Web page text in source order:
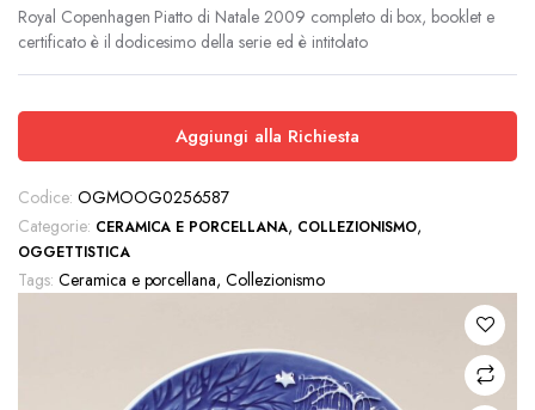
Royal Copenhagen Piatto di Natale 2009 completo di box, booklet e
certificato è il dodicesimo della serie ed è intitolato
Aggiungi alla Richiesta
Codice: OGMOOG0256587
Categorie: CERAMICA E PORCELLANA, COLLEZIONISMO,
OGGETTISTICA
Tags: Ceramica e porcellana,Collezionismo